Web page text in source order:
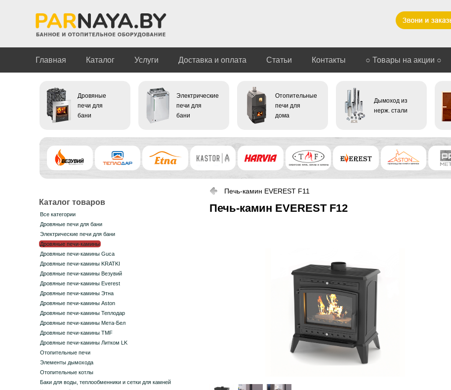
Главная Каталог Услуги Доставка и оплата Статьи Контакты ○ Товары на акции ○
Дровяные
печи для
бани
Электрические
печи для
бани
Отопительные
печи для
дома
Дымоход из
нерж. стали
Каталог товаров
Все категории
Дровяные печи для бани
Электрические печи для бани
Дровяные печи-камины
Дровяные печи-камины Guca
Дровяные печи-камины KRATKI
Дровяные печи-камины Везувий
Дровяные печи-камины Everest
Дровяные печи-камины Этна
Дровяные печи-камины Aston
Дровяные печи-камины Теплодар
Дровяные печи-камины Мета-Бел
Дровяные печи-камины TMF
Дровяные печи-камины Литком LK
Отопительные печи
Элементы дымохода
Отопительные котлы
Баки для воды, теплообменники и сетки для камней
Печь-камин EVEREST F11
Печь-камин EVEREST F12